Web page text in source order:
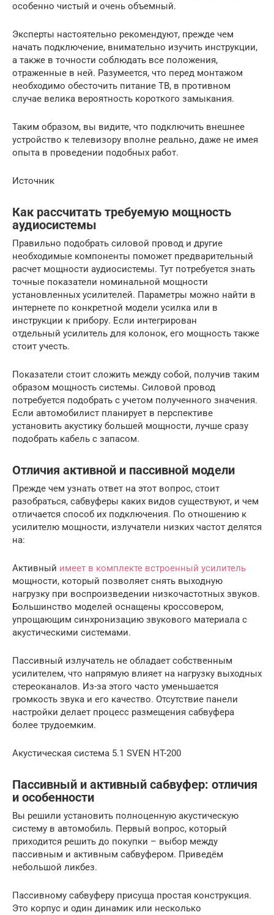
особенно чистый и очень объемный.
Эксперты настоятельно рекомендуют, прежде чем
начать подключение, внимательно изучить инструкции,
а также в точности соблюдать все положения,
отраженные в ней. Разумеется, что перед монтажом
необходимо обесточить питание ТВ, в противном
случае велика вероятность короткого замыкания.
Таким образом, вы видите, что подключить внешнее
устройство к телевизору вполне реально, даже не имея
опыта в проведении подобных работ.
Источник
Как рассчитать требуемую мощность
аудиосистемы
Правильно подобрать силовой провод и другие
необходимые компоненты поможет предварительный
расчет мощности аудиосистемы. Тут потребуется знать
точные показатели номинальной мощности
установленных усилителей. Параметры можно найти в
интернете по конкретной модели усилка или в
инструкции к прибору. Если интегрирован
отдельный усилитель для колонок, его мощность также
стоит учесть.
Показатели стоит сложить между собой, получив таким
образом мощность системы. Силовой провод
потребуется подобрать с учетом полученного значения.
Если автомобилист планирует в перспективе
установить акустику большей мощности, лучше сразу
подобрать кабель с запасом.
Отличия активной и пассивной модели
Прежде чем узнать ответ на этот вопрос, стоит
разобраться, сабвуферы каких видов существуют, и чем
отличается способ их подключения. По отношению к
усилителю мощности, излучатели низких частот делятся
на:
Активный имеет в комплекте встроенный усилитель
мощности, который позволяет снять выходную
нагрузку при воспроизведении низкочастотных звуков.
Большинство моделей оснащены кроссовером,
упрощающим синхронизацию звукового материала с
акустическими системами.
Пассивный излучатель не обладает собственным
усилителем, что напрямую влияет на нагрузку выходных
стереоканалов. Из-за этого часто уменьшается
громкость звука и его качество. Отсутствие панели
настройки делает процесс размещения сабвуфера
более трудоемким.
Акустическая система 5.1 SVEN HT-200
Пассивный и активный сабвуфер: отличия
и особенности
Вы решили установить полноценную акустическую
систему в автомобиль. Первый вопрос, который
приходится решить до покупки – выбор между
пассивным и активным сабвуфером. Приведём
небольшой ликбез.
Пассивному сабвуферу присуща простая конструкция.
Это корпус и один динамик или несколько